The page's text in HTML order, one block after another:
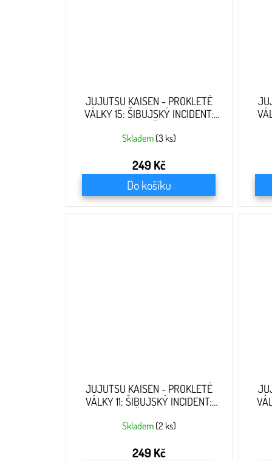
JUJUTSU KAISEN - PROKLETÉ
VÁLKY 15: ŠIBUJSKÝ INCIDENT:
Skladem (3 ks)
249 Kč
Do košíku
JUJUTSU KAISEN - PROKLETÉ
VÁLKY 11: ŠIBUJSKÝ INCIDENT:
Skladem (2 ks)
249 Kč